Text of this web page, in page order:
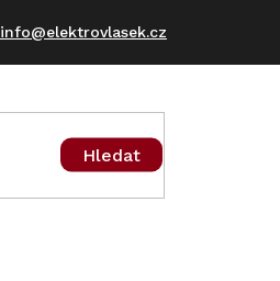
info@elektrovlasek.cz
Hledat